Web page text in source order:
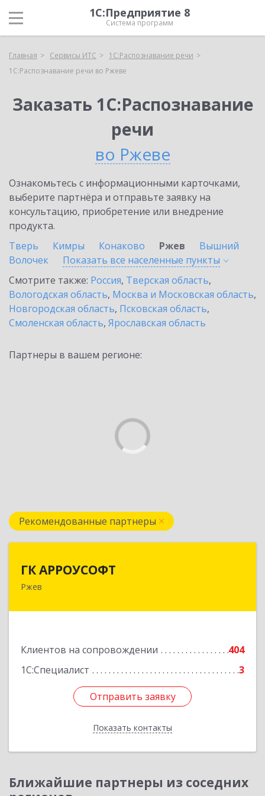
1С:Предприятие 8
Система программ
Главная Сервисы ИТС
1С:Распознавание речи
1С:Распознавание речи во Ржеве
Заказать 1С:Распознавание
речи
во Ржеве
Ознакомьтесь с информационными карточками,
выберите партнёра и отправьте заявку на
консультацию, приобретение или внедрение
продукта.
Тверь
Кимры Конаково Ржев
Вышний
Волочек
Показать все населенные пункты
Смотрите также: Россия, Тверская область,
Вологодская область, Москва и Московская область,
Новгородская область, Псковская область,
Смоленская область, Ярославская область
Партнеры в вашем регионе:
Рекомендованные партнеры
ГК АРРОУСОФТ
Ржев
Клиентов на сопровождении
404
1С:Специалист
3
Отправить заявку
Показать контакты
172381, Тверская обл, м.о. Ржевский, Ржев г,
Отправить заявку
Назад
Ближайшие партнеры из соседних